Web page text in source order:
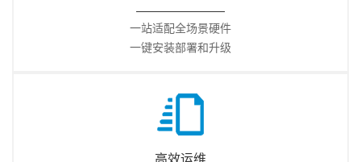
一站适配全场景硬件
一键安装部署和升级